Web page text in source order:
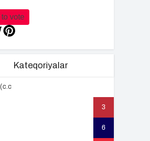
to vote
Kateqoriyalar
3
6